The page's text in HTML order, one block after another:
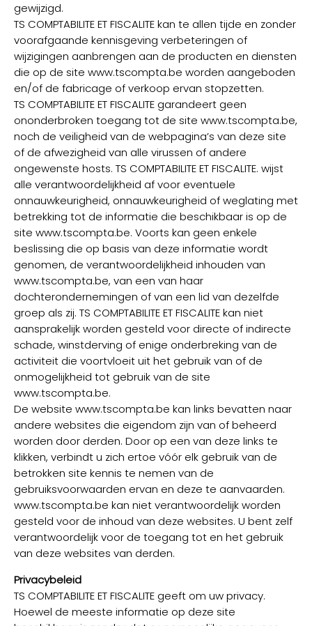
gewijzigd.
TS COMPTABILITE ET FISCALITE kan te allen tijde en zonder
voorafgaande kennisgeving verbeteringen of
wijzigingen aanbrengen aan de producten en diensten
die op de site www.tscompta.be worden aangeboden
en/of de fabricage of verkoop ervan stopzetten.
TS COMPTABILITE ET FISCALITE garandeert geen
ononderbroken toegang tot de site www.tscompta.be,
noch de veiligheid van de webpagina’s van deze site
of de afwezigheid van alle virussen of andere
ongewenste hosts. TS COMPTABILITE ET FISCALITE. wijst
alle verantwoordelijkheid af voor eventuele
onnauwkeurigheid, onnauwkeurigheid of weglating met
betrekking tot de informatie die beschikbaar is op de
site www.tscompta.be. Voorts kan geen enkele
beslissing die op basis van deze informatie wordt
genomen, de verantwoordelijkheid inhouden van
www.tscompta.be, van een van haar
dochterondernemingen of van een lid van dezelfde
groep als zij. TS COMPTABILITE ET FISCALITE kan niet
aansprakelijk worden gesteld voor directe of indirecte
schade, winstderving of enige onderbreking van de
activiteit die voortvloeit uit het gebruik van of de
onmogelijkheid tot gebruik van de site
www.tscompta.be.
De website www.tscompta.be kan links bevatten naar
andere websites die eigendom zijn van of beheerd
worden door derden. Door op een van deze links te
klikken, verbindt u zich ertoe vóór elk gebruik van de
betrokken site kennis te nemen van de
gebruiksvoorwaarden ervan en deze te aanvaarden.
www.tscompta.be kan niet verantwoordelijk worden
gesteld voor de inhoud van deze websites. U bent zelf
verantwoordelijk voor de toegang tot en het gebruik
van deze websites van derden.
Privacybeleid
TS COMPTABILITE ET FISCALITE geeft om uw privacy.
Hoewel de meeste informatie op deze site